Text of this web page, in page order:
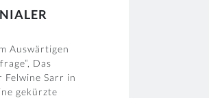
Auswärtigen
Das
Sarr in
gekürzte